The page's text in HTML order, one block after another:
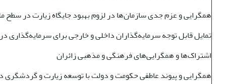
همگرایی و عزم جدی سازمان‌ها در لزوم بهبود جایگاه زیارت در سطح
تمایل قابل توجه سرمایه‌گذاران داخلی و خارجی برای
اشتراک‌ها و همگرایی‌های فرهنگی و مذهبی زائران
همگرایی و پیوند عاطفی حکومت و دولت با توسعه زیارت و